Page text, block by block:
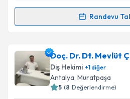
Metni'ni okudum ve
kapsamda işlenmesini
Randevu
Randevu Takvimi Talebi
Uzm. Dr. Dt. Seval Yenigün
takvimi talebi oluşturun. Size
almanız için bir takvim
bilgilendireceğiz.
Doç. Dr. Dt. Mevlüt
Diş Hekimi +1diğer
Antalya, Muratpaşa
5 (8 Değerlendirme)